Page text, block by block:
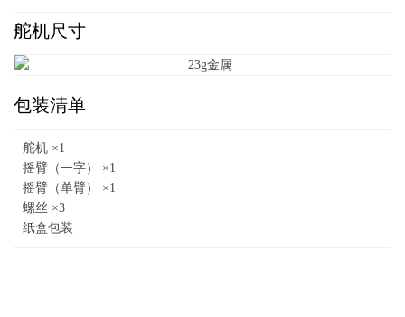
舵机尺寸
包装清单
舵机 ×1
摇臂（一字） ×1
摇臂（单臂） ×1
螺丝 ×3
纸盒包装